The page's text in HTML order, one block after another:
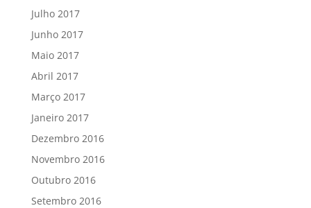
Julho 2017
Junho 2017
Maio 2017
Abril 2017
Março 2017
Janeiro 2017
Dezembro 2016
Novembro 2016
Outubro 2016
Setembro 2016